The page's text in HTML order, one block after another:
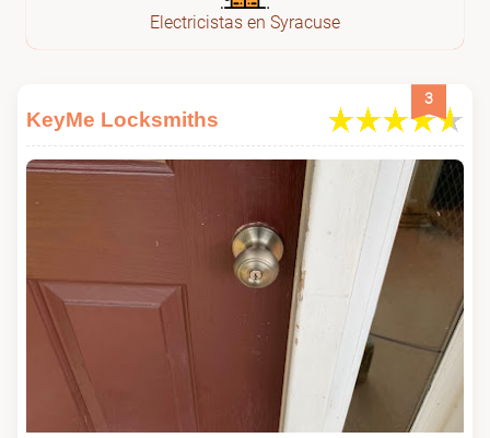
Electricistas en Syracuse
3
KeyMe Locksmiths